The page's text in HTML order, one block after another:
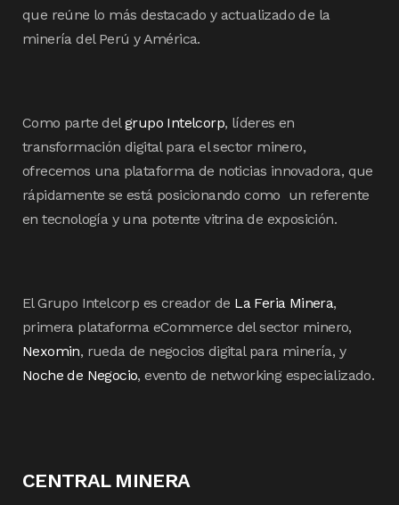
que reúne lo más destacado y actualizado de la
minería del Perú y América.
Como parte delgrupo Intelcorp, líderes en
transformación digital para el sector minero,
ofrecemos una plataforma de noticias innovadora, que
rápidamente se está posicionando como un referente
en tecnología y una potente vitrina de exposición.
El Grupo Intelcorp es creador de La Feria Minera,
primera plataforma eCommerce del sector minero,
Nexomin, rueda de negocios digital para minería, y
Noche de Negocio, evento de networking especializado.
CENTRAL MINERA